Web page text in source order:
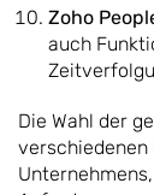
Zoho
auch
Die Wahl der
verschiedenen